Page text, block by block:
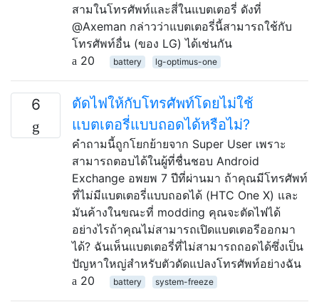
สามในโทรศัพท์และสี่ในแบตเตอรี่ ดังที่
@Axeman กล่าวว่าแบตเตอรี่นี้สามารถใช้กับ
โทรศัพท์อื่น (ของ LG) ได้เช่นกัน
20
battery lg-optimus-one
6
ตัดไฟให้กับโทรศัพท์โดยไม่ใช้
แบตเตอรี่แบบถอดได้หรือไม่?
คำถามนี้ถูกโยกย้ายจาก Super User เพราะ
สามารถตอบได้ในผู้ที่ชื่นชอบ Android
Exchange อพยพ 7 ปีที่ผ่านมา ถ้าคุณมีโทรศัพท์
ที่ไม่มีแบตเตอรี่แบบถอดได้ (HTC One X) และ
มันค้างในขณะที่ modding คุณจะตัดไฟได้
อย่างไรถ้าคุณไม่สามารถเปิดแบตเตอรีออกมา
ได้? ฉันเห็นแบตเตอรี่ที่ไม่สามารถถอดได้ซึ่งเป็น
ปัญหาใหญ่สำหรับตัวดัดแปลงโทรศัพท์อย่างฉัน
20
battery system-freeze